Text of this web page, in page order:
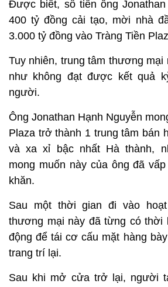
Được biết, số tiền ông
400 tỷ đồng cải tạo, mời nhà
3.000 tỷ đồng vào Tràng Tiền
Tuy nhiên, trung tâm thương
như không đạt được kết quả
người.
Ông Jonathan Hạnh Nguyễn
Plaza trở thành 1 trung tâm bán
và xa xỉ bậc nhất Hà thành,
mong muốn này của ông đã
khăn.
Sau một thời gian đi vào
thương mại này đã từng có thời
động để tái cơ cấu mặt hàng
trang trí lại.
Sau khi mở cửa trở lại, người